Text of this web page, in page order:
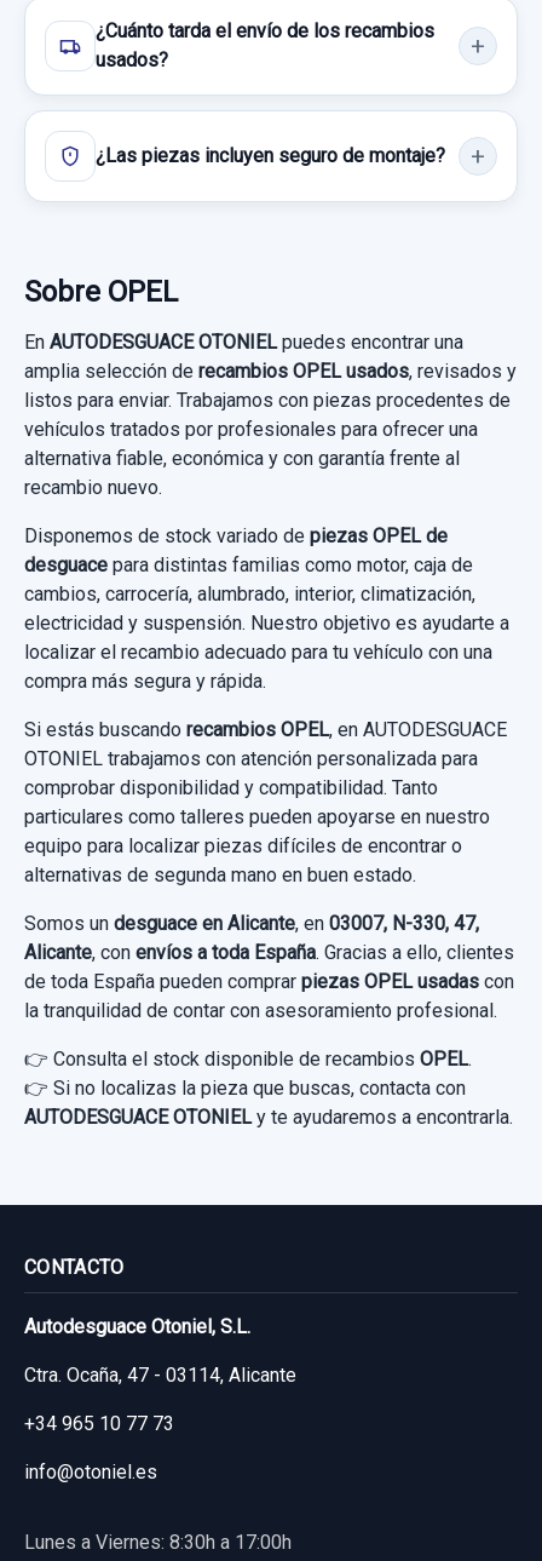
INYECTOR
OPEL COMBO (CORSA B) CARGO
Garantía 1 año
Ref:663553
20,00 €
Sin IVA, gastos de envío no incluidos.
Consultar por whatsapp
¿Cuánto tarda el envío de los recambios
usados?
¿Las piezas incluyen seguro de montaje?
Sobre OPEL
En AUTODESGUACE OTONIELpuedes encontrar una
amplia selección de recambios OPEL usados, revisados y
listos para enviar. Trabajamos con piezas procedentes de
vehículos tratados por profesionales para ofrecer una
alternativa fiable, económica y con garantía frente al
recambio nuevo.
Disponemos de stock variado de piezas OPEL de
desguace para distintas familias como motor, caja de
cambios, carrocería, alumbrado, interior, climatización,
electricidad y suspensión. Nuestro objetivo es ayudarte a
localizar el recambio adecuado para tu vehículo con una
compra más segura y rápida.
Si estás buscando recambios OPEL, en AUTODESGUACE
OTONIEL trabajamos con atención personalizada para
comprobar disponibilidad y compatibilidad. Tanto
particulares como talleres pueden apoyarse en nuestro
equipo para localizar piezas difíciles de encontrar o
alternativas de segunda mano en buen estado.
Somos un desguace en Alicante, en 03007, N-330, 47,
Alicante, con envíos a toda España. Gracias a ello, clientes
de toda España pueden comprar piezas OPEL usadas con
la tranquilidad de contar con asesoramiento profesional.
👉 Consulta el stock disponible de recambios OPEL.
👉 Si no localizas la pieza que buscas, contacta con
AUTODESGUACE OTONIELy te ayudaremos a encontrarla.
CONTACTO
Autodesguace Otoniel, S.L.
Ctra. Ocaña, 47 - 03114, Alicante
+34 965 10 77 73
info@otoniel.es
Lunes a Viernes: 8:30h a 17:00h